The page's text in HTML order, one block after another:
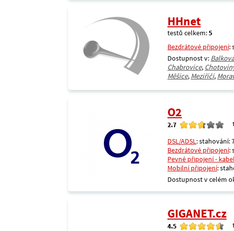
HHnet
testů celkem:5
Bezdrátové připojení:
Dostupnost v:
Chabrovice,
Měšice, Meziříčí,
O2
2.7
DSL/ADSL: stahování:
Bezdrátové připojení:
Pevné připojení -
Mobilní připojení:
Dostupnost v celém
GIGANET.cz
4.5